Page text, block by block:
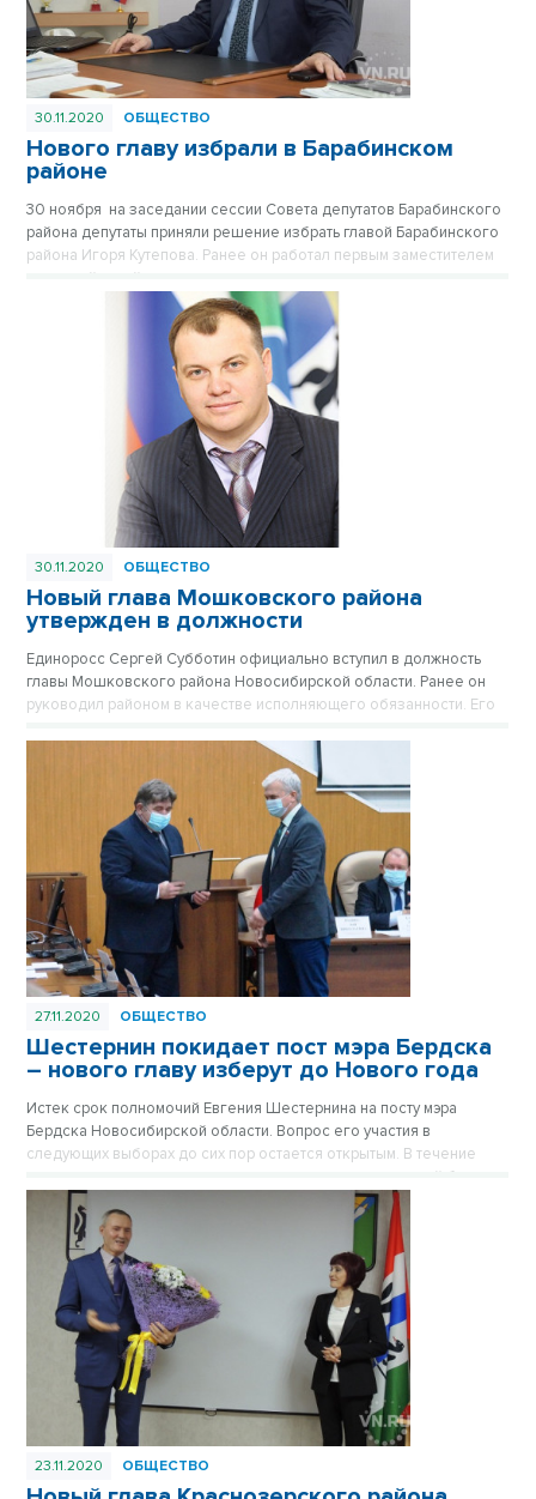
30.11.2020 ОБЩЕСТВО
Нового главу избрали в Барабинском
районе
30 ноября на заседании сессии Совета депутатов Барабинского
района депутаты приняли решение избрать главой Барабинского
района Игоря Кутепова. Ранее он работал первым заместителем
30.11.2020 ОБЩЕСТВО
Новый глава Мошковского района
утвержден в должности
Единоросс Сергей Субботин официально вступил в должность
главы Мошковского района Новосибирской области. Ранее он
руководил районом в качестве исполняющего обязанности. Его
27.11.2020 ОБЩЕСТВО
Шестернин покидает пост мэра Бердска
– нового главу изберут до Нового года
Истек срок полномочий Евгения Шестернина на посту мэра
Бердска Новосибирской области. Вопрос его участия в
следующих выборах до сих пор остается открытым. В течение
месяца состоится конкурсная процедура, в ходе которой будет
определена кандидатура следующего мэра города. Новый глава
появится в Бердска еще до Нового года.
23.11.2020 ОБЩЕСТВО